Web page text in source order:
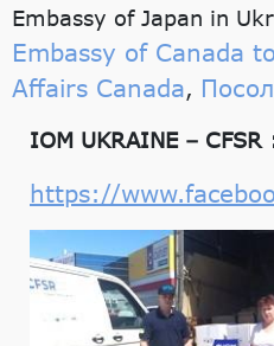
Embassy of Japan in
Embassy of Canada
Affairs Canada,
IOM UKRAINE – CFSR
https://